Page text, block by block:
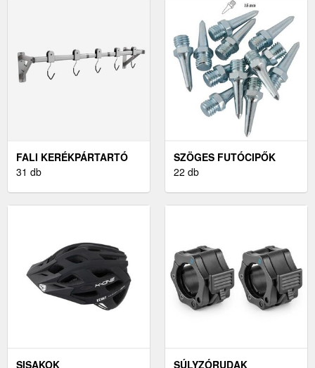
FALI KERÉKPÁRTARTÓ
31 db
SZÖGES FUTÓCIPŐK
22 db
SISAKOK SÚLYZÓRUDAK